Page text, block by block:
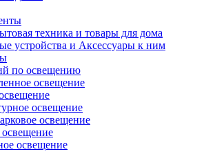
техника и товары для дома
устройства и Аксессуары к ним
по освещению
освещение
освещение
освещение
освещение
освещение